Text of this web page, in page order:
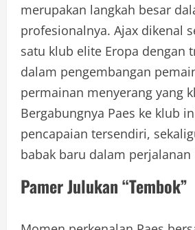
merupakan langkah besar
profesionalnya. Ajax dikenal
satu klub elite Eropa dengan
dalam pengembangan
permainan menyerang yang
Bergabungnya Paes ke klub
pencapaian tersendiri,
babak baru dalam perjalanan
Pamer Julukan “Tembok”